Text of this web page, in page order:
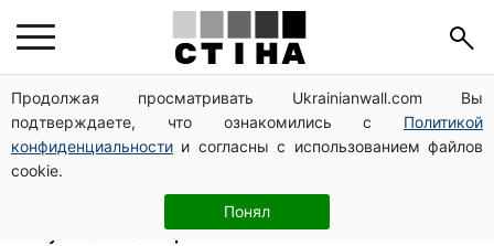
Продолжая просматривать Ukrainianwall.com Вы
подтверждаете, что ознакомились с Политикой
конфиденциальности и согласны с использованием файлов
cookie.
Понял
Депо Укрпочты уничтожено в Павлограде: двое
погибших, доставку пенсий восстановят резервом
113 млрд грн задолжали украинцы за коммуналку:
830 тысяч производств в реестре должников
1500 списанных, 500 уехали сразу: обыски в
Мукачевском ТЦК и ВВК